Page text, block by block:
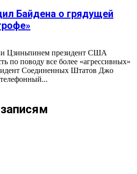
Байдена о грядущей
Цзиньпинем президент США
по поводу все более «агрессивных»
Соединенных Штатов Джо